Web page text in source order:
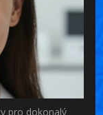
pro dokonalý